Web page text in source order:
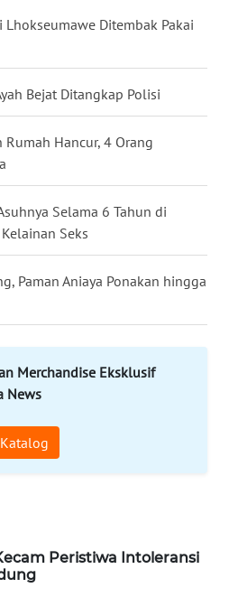
Ditembak Pakai
Bejat Ditangkap Polisi
Hancur, 4 Orang
Selama 6 Tahun di
Seks
Paman Aniaya Ponakan hingga
Merchandise Eksklusif
News
Peristiwa Intoleransi